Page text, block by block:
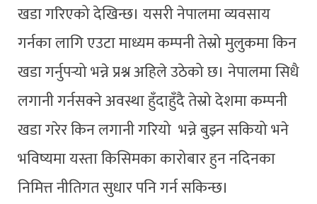
खडा गरिएको देखिन्छ। यसरी नेपालमा व्यवसाय
गर्नका लागि एउटा माध्यम कम्पनी तेस्रो मुलुकमा किन
खडा गर्नुपर्‍यो भन्ने प्रश्न अहिले उठेको छ। नेपालमा सिधै
लगानी गर्नसक्ने अवस्था हुँदाहुँदै तेस्रो देशमा कम्पनी
खडा गरेर किन लगानी गरियो भन्ने बुझ्न सकियो भने
भविष्यमा यस्ता किसिमका कारोबार हुन नदिनका
निमित्त नीतिगत सुधार पनि गर्न सकिन्छ।